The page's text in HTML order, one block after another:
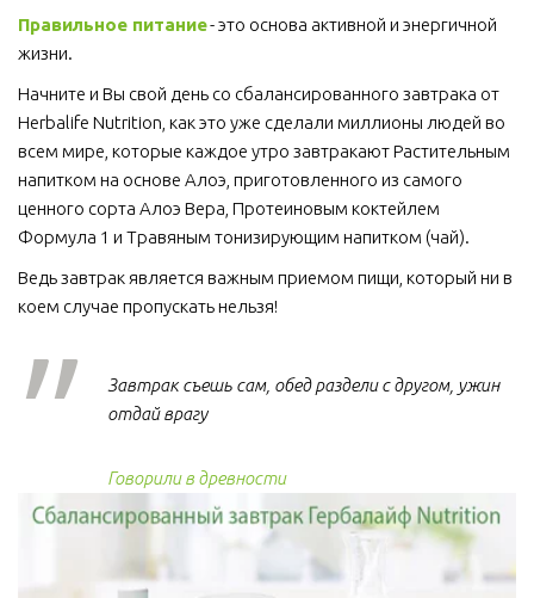
Правильное питание - это основа активной и энергичной
жизни.
Начните и Вы свой день со сбалансированного завтрака от
Herbalife Nutrition, как это уже сделали миллионы людей во
всем мире, которые каждое утро завтракают Растительным
напитком на основе Алоэ, приготовленного из самого
ценного сорта Алоэ Вера, Протеиновым коктейлем
Формула 1 и Травяным тонизирующим напитком (чай).
Ведь завтрак является важным приемом пищи, который ни в
коем случае пропускать нельзя!
Завтрак съешь сам, обед раздели с другом, ужин
отдай врагу
Говорили в древности